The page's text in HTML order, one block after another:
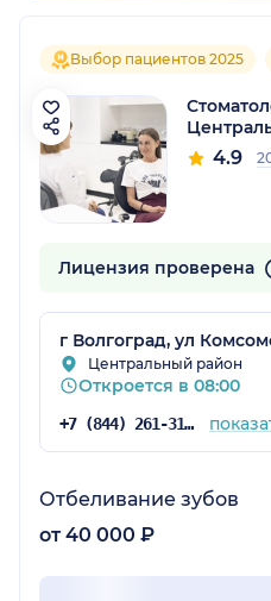
Выбор пациентов 2025
4.9
Лицензия проверена
г Волгоград, ул
Центральный район
Откроется в 08:00
+7 (844) 261-31-28
Отбеливание зубов
от 40 000 ₽